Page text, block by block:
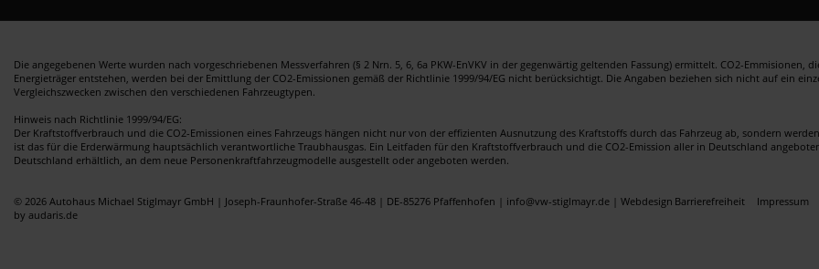
Die angegebenen Werte wurden nach vorgeschriebenen Messverfahren (§ 2 Nrn. 5, 6, 6a PKW-EnVKV in der gegenwärtig geltenden Fassung) ermittelt. CO2-
Energieträger entstehen, werden bei der Emittlung der CO2-Emissionen gemäß der Richtlinie 1999/94/EG nicht berücksichtigt. Die Angaben beziehen sich nicht auf ein
Vergleichszwecken zwischen den verschiedenen Fahrzeugtypen.
Hinweis nach Richtlinie 1999/94/EG:
Der Kraftstoffverbrauch und die CO2-Emissionen eines Fahrzeugs hängen nicht nur von der effizienten Ausnutzung des Kraftstoffs durch das Fahrzeug ab, sondern
ist das für die Erderwärmung hauptsächlich verantwortliche Traubhausgas. Ein Leitfaden für den Kraftstoffverbrauch und die CO2-Emission aller in Deutschland
Deutschland erhältlich, an dem neue Personenkraftfahrzeugmodelle ausgestellt oder angeboten werden.
Barrierefreiheit Impressum
© 2026 Autohaus Michael Stiglmayr GmbH | Joseph-Fraunhofer-Straße 46-48 | DE-85276 Pfaffenhofen | info@vw-stiglmayr.de | Webdesign
by audaris.de